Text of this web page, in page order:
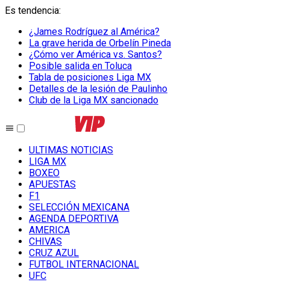
Es tendencia:
¿James Rodríguez al América?
La grave herida de Orbelín Pineda
¿Cómo ver América vs. Santos?
Posible salida en Toluca
Tabla de posiciones Liga MX
Detalles de la lesión de Paulinho
Club de la Liga MX sancionado
ULTIMAS NOTICIAS
LIGA MX
BOXEO
APUESTAS
F1
SELECCIÓN MEXICANA
AGENDA DEPORTIVA
AMERICA
CHIVAS
CRUZ AZUL
FUTBOL INTERNACIONAL
UFC